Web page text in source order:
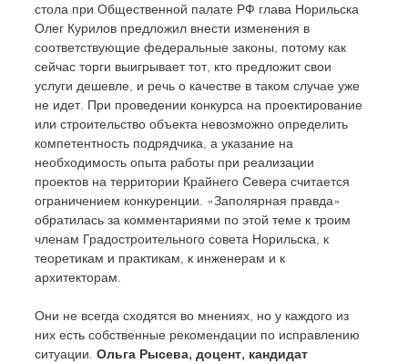
стола при Общественной палате РФ глава Норильска
Олег Курилов предложил внести изменения в
соответствующие федеральные законы, потому как
сейчас торги выигрывает тот, кто предложит свои
услуги дешевле, и речь о качестве в таком случае уже
не идет. При проведении конкурса на проектирование
или строительство объекта невозможно определить
компетентность подрядчика, а указание на
необходимость опыта работы при реализации
проектов на территории Крайнего Севера считается
ограничением конкуренции. «Заполярная правда»
обратилась за комментариями по этой теме к троим
членам Градостроительного совета Норильска, к
теоретикам и практикам, к инженерам и к
архитекторам.
Они не всегда сходятся во мнениях, но у каждого из
них есть собственные рекомендации по исправлению
ситуации. Ольга Рысева, доцент, кандидат